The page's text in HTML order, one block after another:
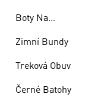
Boty Na
Zimní Bundy
Treková Obuv
Černé Batohy